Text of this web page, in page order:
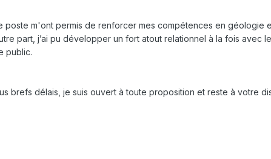
poste m'ont permis de renforcer mes compétences en géologie
part, j’ai pu développer un fort atout relationnel à la fois avec
public.
brefs délais, je suis ouvert à toute proposition et reste à votre